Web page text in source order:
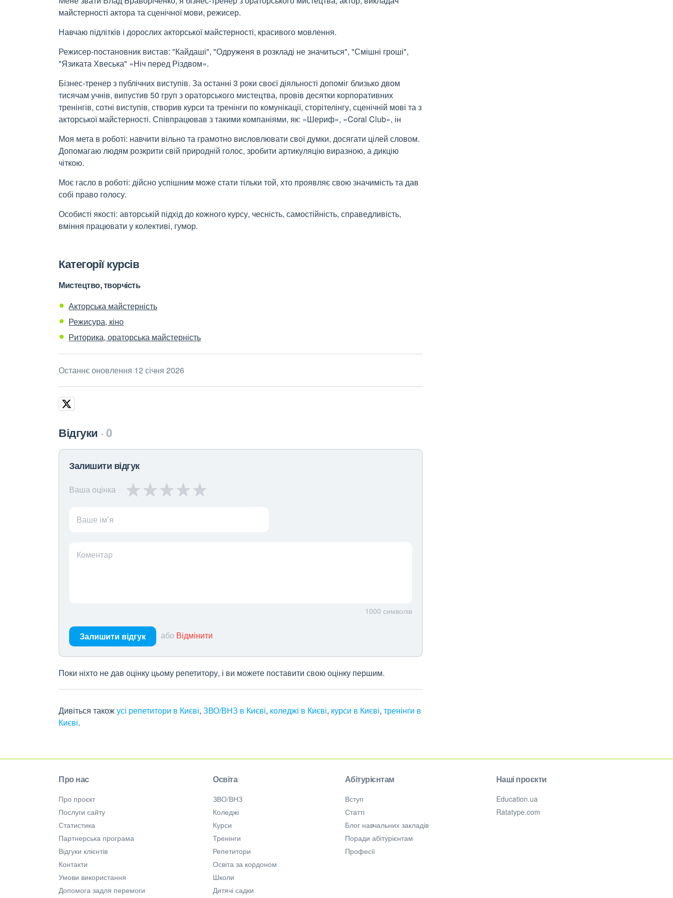
майстерності актора та сценічної мови, режисер.
Навчаю підлітків і дорослих акторської майстерності, красивого мовлення.
Режисер-постановник вистав: "Кайдаші", "Одруженя в розкладі не значиться", "Смішні гроші",
"Язиката Хвеська" «Ніч перед Різдвом».
Бізнес-тренер з публічних виступів. За останні 3 роки своєї діяльності допоміг близько двом
тисячам учнів, випустив 50 груп з ораторського мистецтва, провів десятки корпоративних
тренінгів, сотні виступів, створив курси та тренінги по комунікації, сторітелінгу, сценічній мові та з
акторської майстерності. Співпрацював з такими компаніями, як: «Шериф», «Coral Club», ін
Моя мета в роботі: навчити вільно та грамотно висловлювати свої думки, досягати цілей словом.
Допомагаю людям розкрити свій природній голос, зробити артикуляцію виразною, а дикцію
чіткою.
Моє гасло в роботі: дійсно успішним може стати тільки той, хто проявляє свою значимість та дав
собі право голосу.
Особисті якості: авторській підхід до кожного курсу, чесність, самостійність, справедливість,
вміння працювати у колективі, гумор.
Категорії курсів
Мистецтво, творчість
Акторська майстерність
Режисура, кіно
Риторика, ораторська майстерність
Останнє оновлення 12 січня 2026
Відгуки 0
Залишити відгук
Ваша оцінка
Ваше ім’я
Коментар
1000 символів
Залишити відгук або Відмінити
Поки ніхто не дав оцінку цьому репетитору, і ви можете поставити свою оцінку першим.
Дивіться такожусі репетитори в Києві, ЗВО/ВНЗ в Києві, коледжі в Києві, курси в Києві, тренінги в
Києві.
Про нас
Про проєкт
Послуги сайту
Статистика
Партнерська програма
Відгуки клієнтів
Контакти
Умови використання
Допомога задля перемоги
Освіта
ЗВО/ВНЗ
Коледжі
Курси
Тренінги
Репетитори
Освіта за кордоном
Школи
Дитячі садки
Абітурієнтам
Вступ
Статті
Блог навчальних закладів
Поради абітурієнтам
Професії
Наші проєкти
Education.ua
Ratatype.com